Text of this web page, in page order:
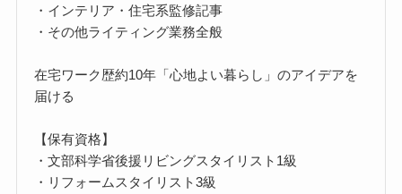
・インテリア・住宅系監修記事
・その他ライティング業務全般
在宅ワーク歴約10年「心地よい暮らし」のアイデアを
届ける
【保有資格】
・文部科学省後援リビングスタイリスト1級
・リフォームスタイリスト3級